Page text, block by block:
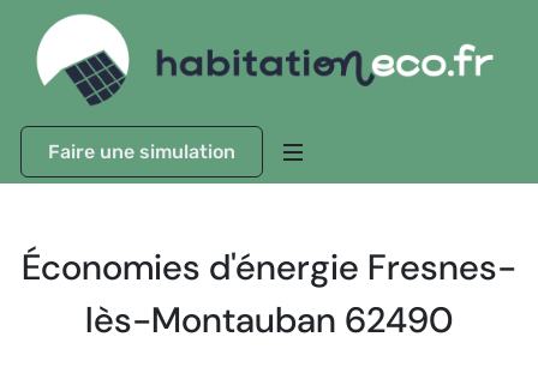
Faire une simulation
Économies d'énergie Fresnes-
lès-Montauban 62490